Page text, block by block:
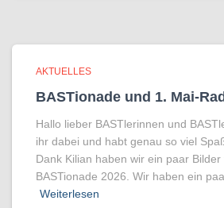
AKTUELLES
BASTionade und 1. Mai-
Hallo lieber BASTlerinnen und
ihr dabei und habt genau so viel
Dank Kilian haben wir ein paar
BASTionade 2026. Wir haben ein
Weiterlesen